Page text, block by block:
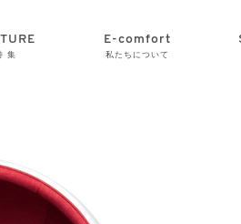
集
E-comfort
私たちについて